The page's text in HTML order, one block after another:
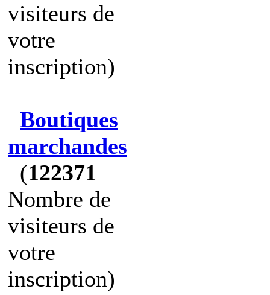
visiteurs de
votre
inscription)
Boutiques
marchandes
(122371
Nombre de
visiteurs de
votre
inscription)